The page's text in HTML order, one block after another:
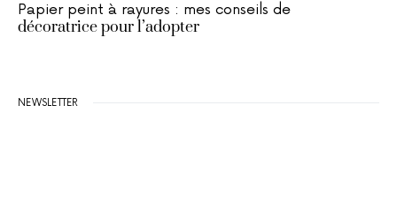
Papier peint à rayures : mes conseils de
décoratrice pour l’adopter
NEWSLETTER